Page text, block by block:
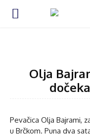
Olja
Pevačica Olja Bajrami,
u Brčkom. Puna dva